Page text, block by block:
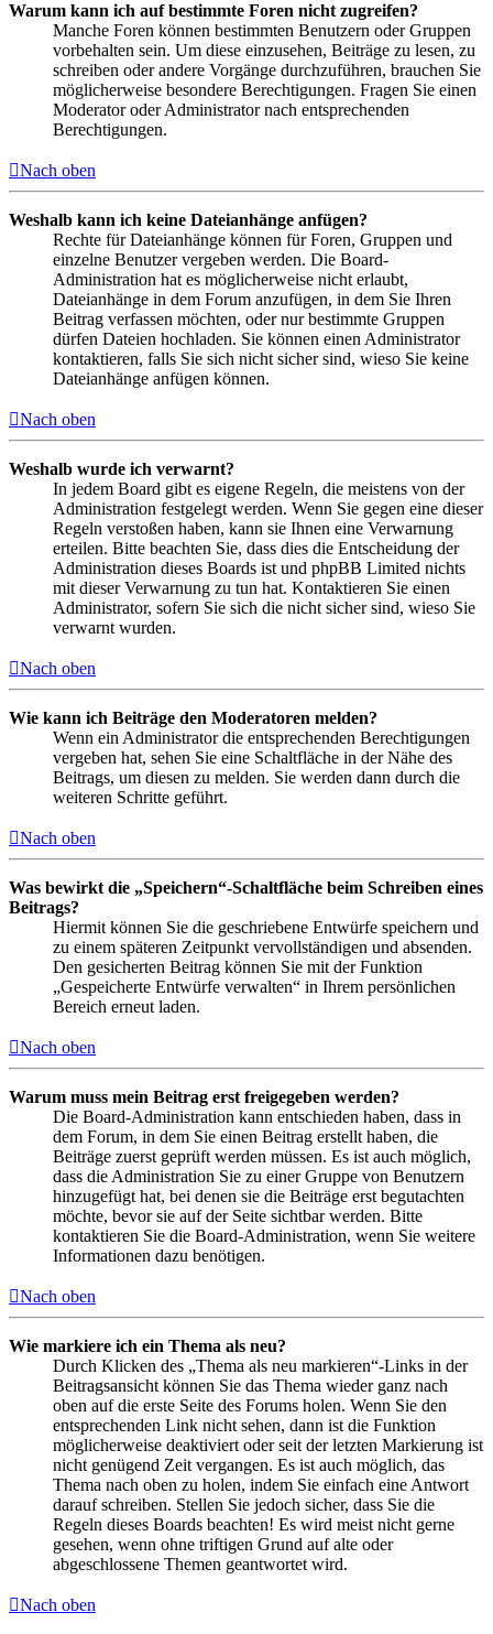
Warum kann ich auf bestimmte Foren nicht zugreifen?
Manche Foren können bestimmten Benutzern oder Gruppen
vorbehalten sein. Um diese einzusehen, Beiträge zu lesen, zu
schreiben oder andere Vorgänge durchzuführen, brauchen Sie
möglicherweise besondere Berechtigungen. Fragen Sie einen
Moderator oder Administrator nach entsprechenden
Berechtigungen.
Nach oben
Weshalb kann ich keine Dateianhänge anfügen?
Rechte für Dateianhänge können für Foren, Gruppen und
einzelne Benutzer vergeben werden. Die Board-
Administration hat es möglicherweise nicht erlaubt,
Dateianhänge in dem Forum anzufügen, in dem Sie Ihren
Beitrag verfassen möchten, oder nur bestimmte Gruppen
dürfen Dateien hochladen. Sie können einen Administrator
kontaktieren, falls Sie sich nicht sicher sind, wieso Sie keine
Dateianhänge anfügen können.
Nach oben
Weshalb wurde ich verwarnt?
In jedem Board gibt es eigene Regeln, die meistens von der
Administration festgelegt werden. Wenn Sie gegen eine dieser
Regeln verstoßen haben, kann sie Ihnen eine Verwarnung
erteilen. Bitte beachten Sie, dass dies die Entscheidung der
Administration dieses Boards ist und phpBB Limited nichts
mit dieser Verwarnung zu tun hat. Kontaktieren Sie einen
Administrator, sofern Sie sich die nicht sicher sind, wieso Sie
verwarnt wurden.
Nach oben
Wie kann ich Beiträge den Moderatoren melden?
Wenn ein Administrator die entsprechenden Berechtigungen
vergeben hat, sehen Sie eine Schaltfläche in der Nähe des
Beitrags, um diesen zu melden. Sie werden dann durch die
weiteren Schritte geführt.
Nach oben
Was bewirkt die „Speichern“-Schaltfläche beim Schreiben eines
Beitrags?
Hiermit können Sie die geschriebene Entwürfe speichern und
zu einem späteren Zeitpunkt vervollständigen und absenden.
Den gesicherten Beitrag können Sie mit der Funktion
„Gespeicherte Entwürfe verwalten“ in Ihrem persönlichen
Bereich erneut laden.
Nach oben
Warum muss mein Beitrag erst freigegeben werden?
Die Board-Administration kann entschieden haben, dass in
dem Forum, in dem Sie einen Beitrag erstellt haben, die
Beiträge zuerst geprüft werden müssen. Es ist auch möglich,
dass die Administration Sie zu einer Gruppe von Benutzern
hinzugefügt hat, bei denen sie die Beiträge erst begutachten
möchte, bevor sie auf der Seite sichtbar werden. Bitte
kontaktieren Sie die Board-Administration, wenn Sie weitere
Informationen dazu benötigen.
Nach oben
Wie markiere ich ein Thema als neu?
Durch Klicken des „Thema als neu markieren“-Links in der
Beitragsansicht können Sie das Thema wieder ganz nach
oben auf die erste Seite des Forums holen. Wenn Sie den
entsprechenden Link nicht sehen, dann ist die Funktion
möglicherweise deaktiviert oder seit der letzten Markierung ist
nicht genügend Zeit vergangen. Es ist auch möglich, das
Thema nach oben zu holen, indem Sie einfach eine Antwort
darauf schreiben. Stellen Sie jedoch sicher, dass Sie die
Regeln dieses Boards beachten! Es wird meist nicht gerne
gesehen, wenn ohne triftigen Grund auf alte oder
abgeschlossene Themen geantwortet wird.
Nach oben